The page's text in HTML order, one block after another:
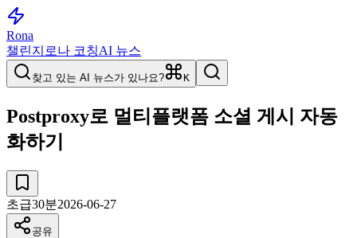
Rona
챌린지 로나 코칭AI 뉴스
찾고 있는 AI 뉴스가 있나요? K
Postproxy로 멀티플랫폼 소셜 게시 자동
화하기
초급30분2026-06-27
공유